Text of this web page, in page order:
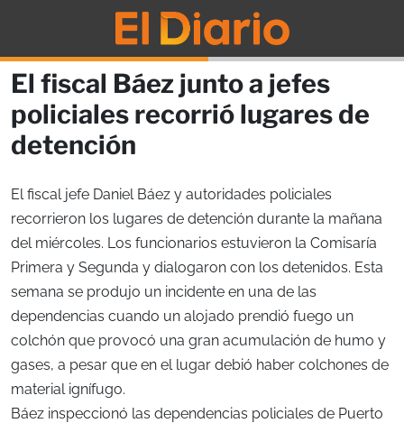
El fiscal Báez junto a jefes
policiales recorrió lugares de
detención
El fiscal jefe Daniel Báez y autoridades policiales
recorrieron los lugares de detención durante la mañana
del miércoles. Los funcionarios estuvieron la Comisaría
Primera y Segunda y dialogaron con los detenidos. Esta
semana se produjo un incidente en una de las
dependencias cuando un alojado prendió fuego un
colchón que provocó una gran acumulación de humo y
gases, a pesar que en el lugar debió haber colchones de
material ignífugo.
Báez inspeccionó las dependencias policiales de Puerto